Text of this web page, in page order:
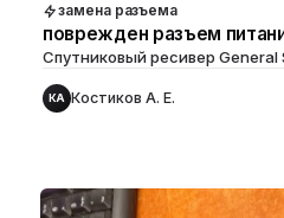
замена разъема
поврежден разъем
Спутниковый ресивер General
КА Костиков А. Е.